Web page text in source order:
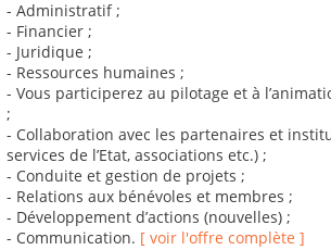
- Administratif ;
- Financier ;
- Juridique ;
- Ressources humaines ;
- Vous participerez au pilotage et à
;
- Collaboration avec les partenaires et
services de l’Etat, associations etc.) ;
- Conduite et gestion de projets ;
- Relations aux bénévoles et membres ;
- Développement d’actions (nouvelles) ;
- Communication. [ voir l'offre complète ]